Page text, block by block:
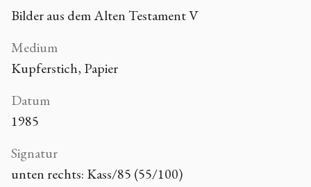
Bilder aus dem Alten Testament V
Medium
Kupferstich, Papier
Datum
1985
Signatur
unten rechts: Kass/85 (55/100)